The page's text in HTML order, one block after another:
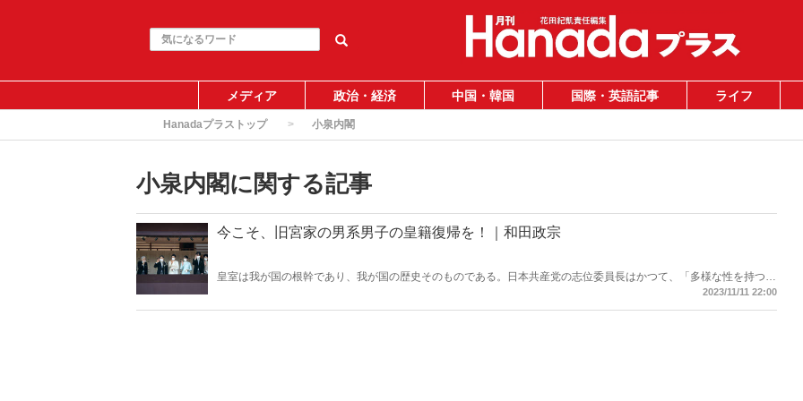
メディア 政治・経済 中国・韓国 国際・英語記事 ライフ
Hanadaプラストップ 小泉内閣
小泉内閣に関する記事
今こそ、旧宮家の男系男子の皇籍復帰を！｜和田政宗
皇室は我が国の根幹であり、我が国の歴史そのものである。日本共産党の志位委員長はかつて、「多様な性を持つ人
びとが天皇になることも認められるべきだ」と述べたが、これは皇統の破壊である。こうした論を無意味にするため
2023/11/11 22:00